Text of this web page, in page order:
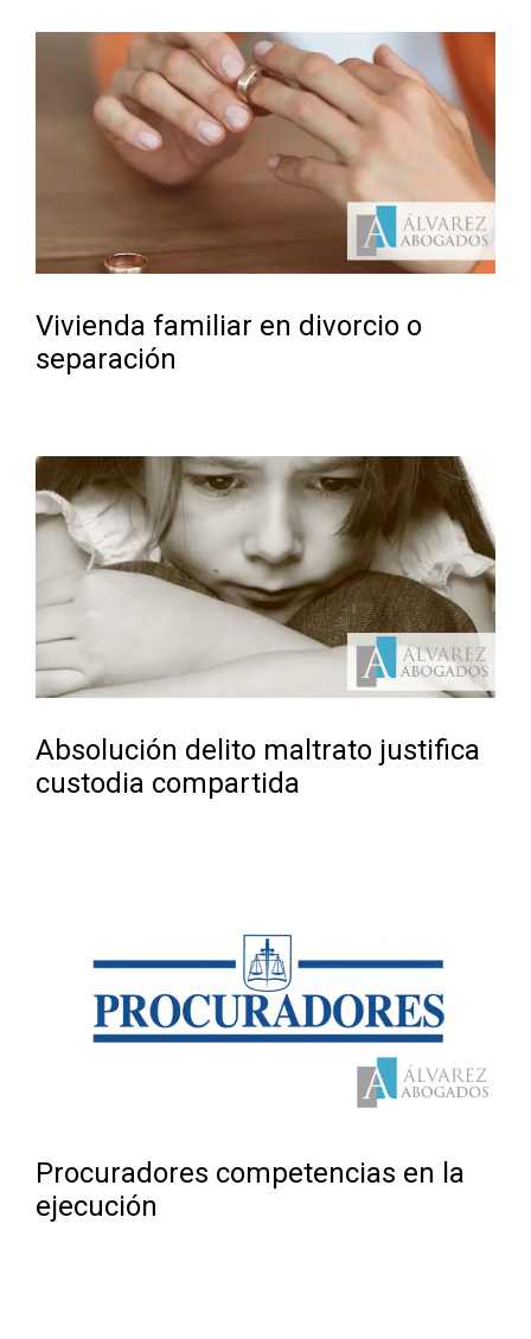
Vivienda familiar en divorcio o
separación
Absolución delito maltrato justifica
custodia compartida
Procuradores competencias en la
ejecución